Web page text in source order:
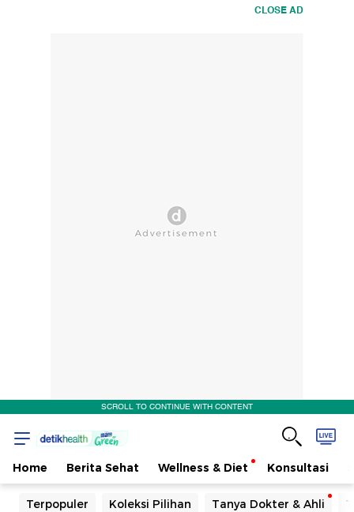
CLOSE AD
SCROLL TO CONTINUE WITH CONTENT
Home Berita Sehat Wellness & Diet Konsultasi
Terpopuler Koleksi Pilihan Tanya Dokter & Ahli